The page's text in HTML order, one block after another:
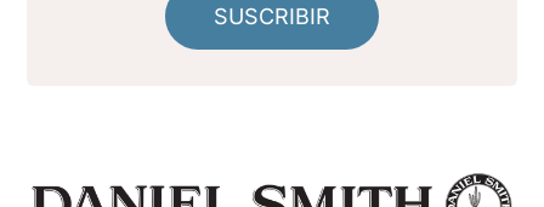
SUSCRIBIR